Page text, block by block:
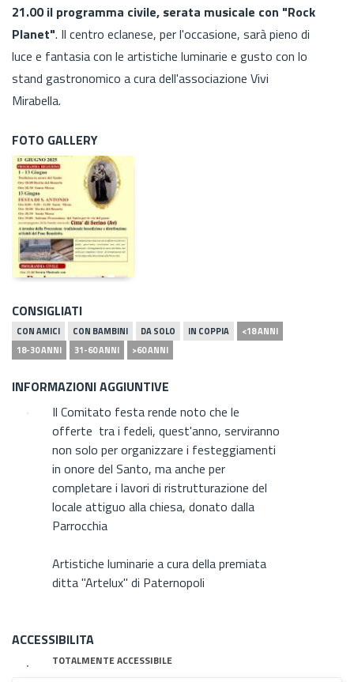
21.00 il programma civile, serata musicale con "Rock
Planet". Il centro eclanese, per l'occasione, sarà pieno di
luce e fantasia con le artistiche luminarie e gusto con lo
stand gastronomico a cura dell'associazione Vivi
Mirabella.
FOTO GALLERY
CONSIGLIATI
CON AMICI CON BAMBINI DA SOLO IN COPPIA
<18 ANNI
18-30 ANNI
31-60 ANNI >60 ANNI
INFORMAZIONI AGGIUNTIVE
Il Comitato festa rende noto che le
offerte tra i fedeli, quest'anno, serviranno
non solo per organizzare i festeggiamenti
in onore del Santo, ma anche per
completare i lavori di ristrutturazione del
locale attiguo alla chiesa, donato dalla
Parrocchia
Artistiche luminarie a cura della premiata
ditta "Artelux" di Paternopoli
ACCESSIBILITA
TOTALMENTE ACCESSIBILE